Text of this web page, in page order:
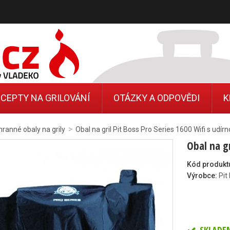
obaly na grily > Obal na gril Pit Boss Pro Series 1600 Wifi s
Obal na
Kód
Výrobce: Pit
NA GRILOVÁNÍ OTÁZKY A ODPOVĚDI